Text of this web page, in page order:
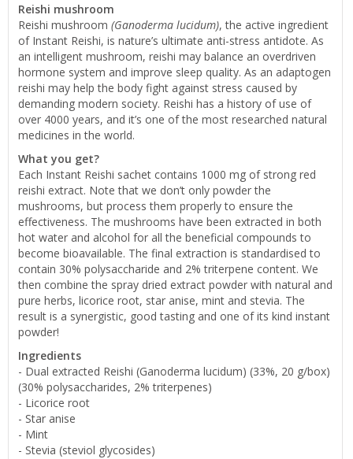
Reishi mushroom
Reishi mushroom (Ganoderma lucidum), the active ingredient
of Instant Reishi, is nature’s ultimate anti-stress antidote. As
an intelligent mushroom, reishi may balance an overdriven
hormone system and improve sleep quality. As an adaptogen
reishi may help the body fight against stress caused by
demanding modern society. Reishi has a history of use of
over 4000 years, and it’s one of the most researched natural
medicines in the world.
What you get?
Each Instant Reishi sachet contains 1000 mg of strong red
reishi extract. Note that we don’t only powder the
mushrooms, but process them properly to ensure the
effectiveness. The mushrooms have been extracted in both
hot water and alcohol for all the beneficial compounds to
become bioavailable. The final extraction is standardised to
contain 30% polysaccharide and 2% triterpene content. We
then combine the spray dried extract powder with natural and
pure herbs, licorice root, star anise, mint and stevia. The
result is a synergistic, good tasting and one of its kind instant
powder!
Ingredients
- Dual extracted Reishi (Ganoderma lucidum) (33%, 20 g/box)
(30% polysaccharides, 2% triterpenes)
- Licorice root
- Star anise
- Mint
- Stevia (steviol glycosides)